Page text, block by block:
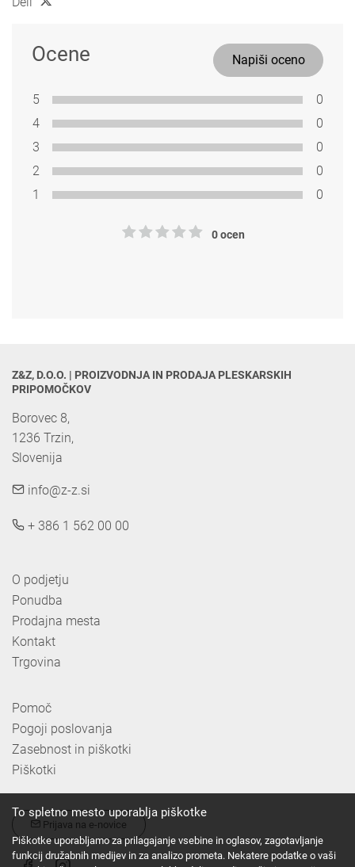
Ocene Napiši oceno
5
0
4
0
3
0
2
0
1
0
0 ocen
Z&Z, D.O.O. | PROIZVODNJA IN PRODAJA PLESKARSKIH
PRIPOMOČKOV
Borovec 8,
1236 Trzin,
Slovenija
info@z-z.si
+ 386 1 562 00 00
O podjetju
Ponudba
Prodajna mesta
Kontakt
Trgovina
Pomoč
Pogoji poslovanja
Zasebnost in piškotki
Piškotki
Prijava na e-novice
To spletno mesto uporablja piškotke
Piškotke uporabljamo za prilagajanje vsebine in oglasov, zagotavljanje
funkcij družabnih medijev in za analizo prometa. Nekatere podatke o vaši